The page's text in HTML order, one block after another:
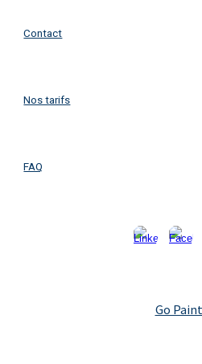
Contact
Nos tarifs
FAQ
Go